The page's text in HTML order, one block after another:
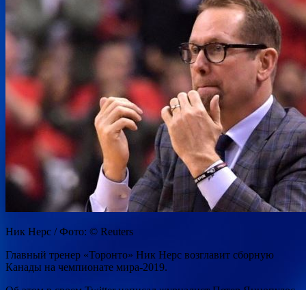
Ник Нерс / Фото: © Reuters
Главный тренер «Торонто» Ник Нерс возглавит сборную
Канады на чемпионате мира-2019.